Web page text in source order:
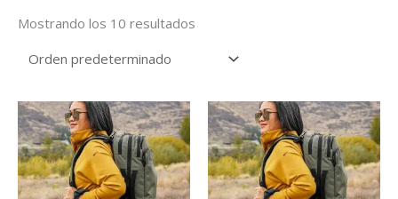
Mostrando los 10 resultados